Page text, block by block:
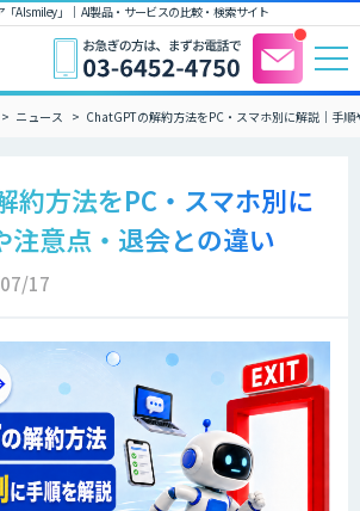
AIsmiley」｜ AI製品・サービスの比較・検索サイト
ニュース ChatGPTの解約方法をPC・スマホ別に解説｜手
約方法をPC・スマホ別に
注意点・退会との違い
17